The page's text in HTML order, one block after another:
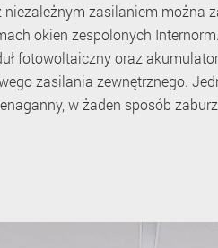
niezależnym zasilaniem można
okien zespolonych
fotowoltaiczny oraz
zasilania zewnętrznego.
w żaden sposób